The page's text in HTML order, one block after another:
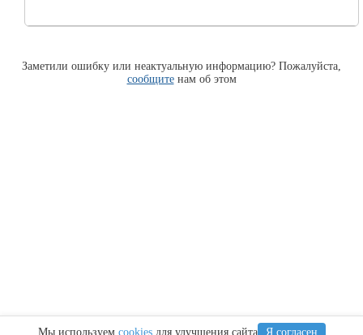
Заметили ошибку или неактуальную информацию? Пожалуйста,
сообщитенам об этом
Мы используем cookiesдля улучшения сайта Я согласен